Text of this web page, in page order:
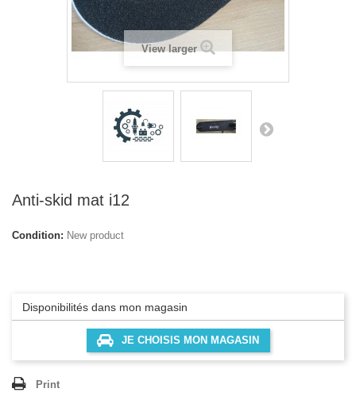
View larger
Anti-skid mat i12
Condition: New product
Disponibilités dans mon magasin
JE CHOISIS MON MAGASIN
Print